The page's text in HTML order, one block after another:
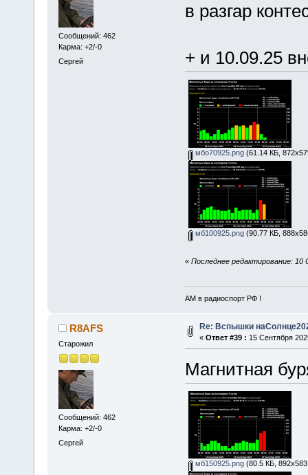
Сообщений: 462
Карма: +2/-0
Сергей
в разгар
+ и 10.09.25
мбо70925.png(61.14 КБ,
мб100925.png(90.77 КБ,
« Последнее редактирование:
АМ в радиоспорт РФ !
R8AFS
Старожил
Сообщений: 462
Карма: +2/-0
Сергей
Re: Вспышки
« Ответ #39 : 15 Сентября
Магнитная
мб150925.png(80.5 КБ, 892x583